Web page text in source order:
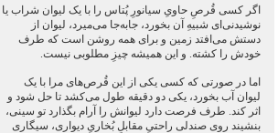
اگر کسی قُرصِ حاویِ سیانورِ پُتاس را با یک لیوان شراب یا
نوشیدنی‌ای شبیهِ آن بخورد، جابه‌جا می‌میرد، لیوان از
دستش می‌افتد زمین و برای همه روشن است که طرف
خودش را کشته. و این همیشه چیزِ مطلوبی نیست.
اما در صورتی که کسی یکی از این قُرص‌های مرا با یک
لیوان آب بخورد، یکی دو دقیقه طول می‌کشد تا حل شود و
اثر کند. طرف فرصت دارد لیوانش را آرام بگذارد تو سینی،
بنشیند روی صندلی راحتیِ مقابلِ بُخاریِ دیواری، سیگاری